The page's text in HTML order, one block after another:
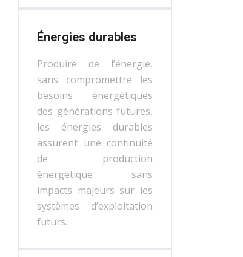
Énergies durables
Produire de l’énergie,
sans compromettre les
besoins énergétiques
des générations futures,
les énergies durables
assurent une continuité
de production
énergétique sans
impacts majeurs sur les
systèmes d’exploitation
futurs.